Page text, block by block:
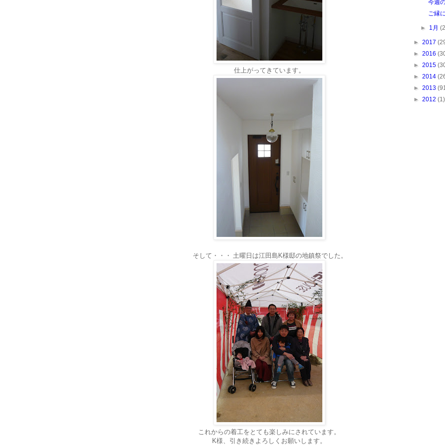
仕上がってきています。
そして・・・ 土曜日は江田島K様邸の地鎮祭でした。
これからの着工をとても楽しみにされています。
K様、引き続きよろしくお願いします。
今週
ご縁
► 1月
► 2017
► 2016
► 2015
► 2014
► 2013
► 2012 (1)